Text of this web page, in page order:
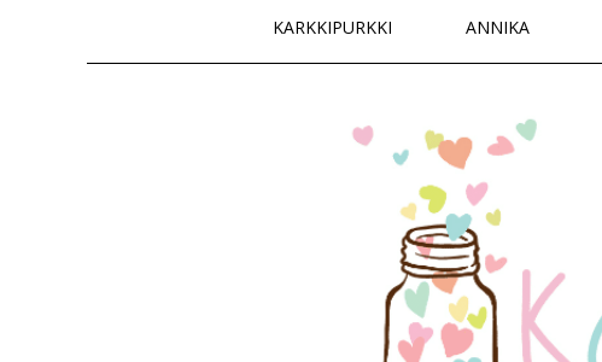
KARKKIPURKKI ANNIKA